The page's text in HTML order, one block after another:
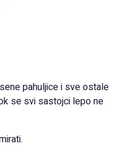
pahuljice i sve ostale
se svi sastojci lepo ne